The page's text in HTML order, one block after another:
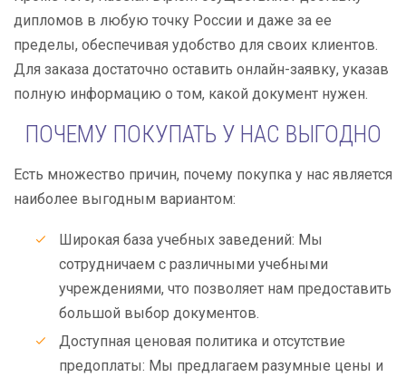
дипломов в любую точку России и даже за ее
пределы, обеспечивая удобство для своих клиентов.
Для заказа достаточно оставить онлайн-заявку, указав
полную информацию о том, какой документ нужен.
ПОЧЕМУ ПОКУПАТЬ У НАС ВЫГОДНО
Есть множество причин, почему покупка у нас является
наиболее выгодным вариантом:
Широкая база учебных заведений: Мы
сотрудничаем с различными учебными
учреждениями, что позволяет нам предоставить
большой выбор документов.
Доступная ценовая политика и отсутствие
предоплаты: Мы предлагаем разумные цены и